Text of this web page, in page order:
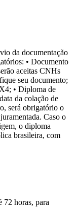
da documentação
• Documento
aceitas CNHs
seu documento;
• Diploma de
da colação de
será obrigatório o
Caso o
o diploma
brasileira, com
72 horas, para